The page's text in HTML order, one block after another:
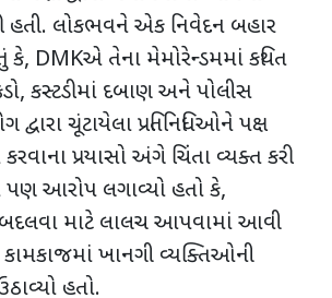
હતી. લોકભવને એક નિવેદન બહાર
કે, DMKએ તેના મેમોરેન્ડમમાં કથિત
, કસ્ટડીમાં દબાણ અને પોલીસ
દ્વારા ચૂંટાયેલા પ્રતિનિધિઓને પક્ષ
કરવાના પ્રયાસો અંગે ચિંતા વ્યક્ત કરી
પણ આરોપ લગાવ્યો હતો કે,
બદલવા માટે લાલચ આપવામાં આવી
ખાનગી વ્યક્તિઓની
હતો.